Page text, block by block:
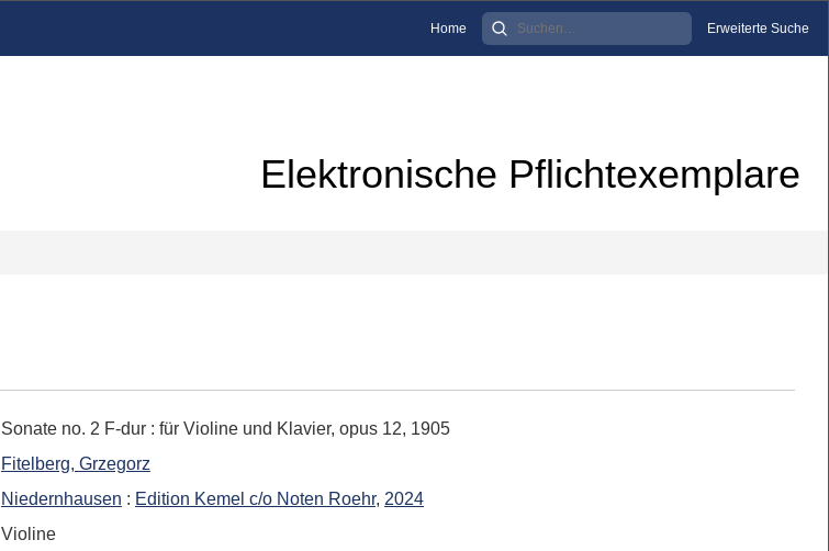
Home Erweiterte Suche
Elektronische Pflichtexemplare
Sonate no. 2 F-dur : für Violine und Klavier, opus 12, 1905
Fitelberg, Grzegorz
Niedernhausen : Edition Kemel c/o Noten Roehr, 2024
Violine